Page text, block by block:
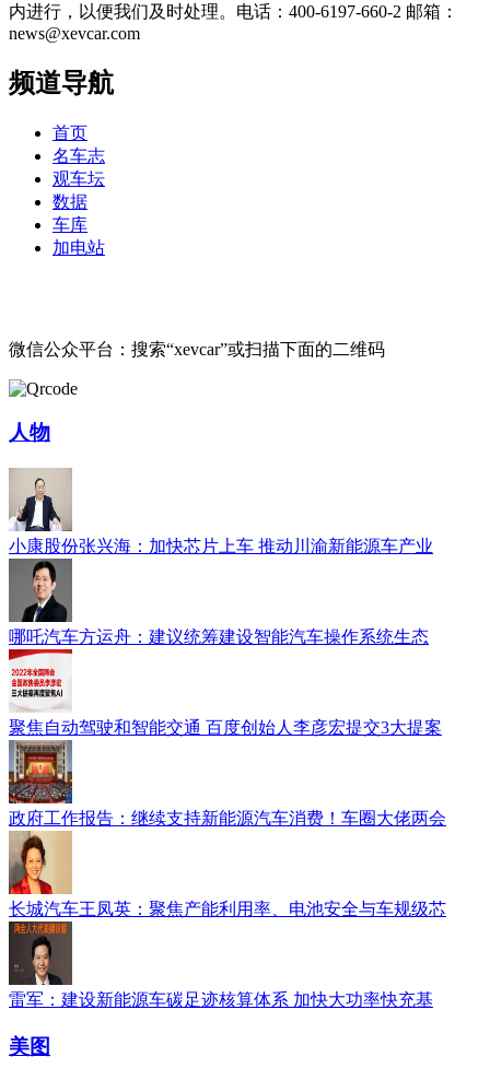
内进行，以便我们及时处理。电话：400-6197-660-2 邮箱：
news@xevcar.com
频道导航
首页
名车志
观车坛
数据
车库
加电站
微信公众平台：搜索“xevcar”或扫描下面的二维码
人物
小康股份张兴海：加快芯片上车 推动川渝新能源车产业
哪吒汽车方运舟：建议统筹建设智能汽车操作系统生态
聚焦自动驾驶和智能交通 百度创始人李彦宏提交3大提案
政府工作报告：继续支持新能源汽车消费！车圈大佬两会
长城汽车王凤英：聚焦产能利用率、电池安全与车规级芯
雷军：建设新能源车碳足迹核算体系 加快大功率快充基
美图